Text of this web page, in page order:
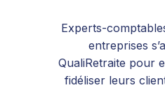
Experts-
entreprises
QualiRetraite pour
fidéliser leurs